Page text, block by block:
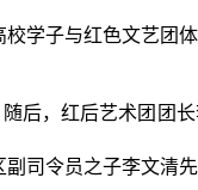
校学子与红色文艺团体
随后，红后艺术团团
副司令员之子李文清